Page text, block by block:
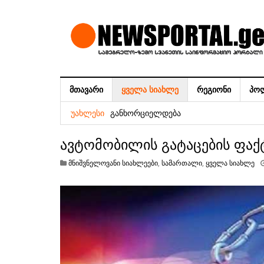
ᲛᲗᲐᲕᲐᲠᲘ ᲧᲕᲔᲚᲐ ᲡᲘᲐᲮᲚᲔ ᲠᲔᲒᲘᲝᲜᲘ
ᲣᲐᲮᲚᲔᲡᲘ
პირველი კლასის მოსწავლეებისთვის
განხორციელდება
ეროვნული ვალუტის კურსი
ვგრძნობ ხალხის სიყვარულის
საქართველოს გათავისუფლება –
ავტომობილის გატაცების
მნიშვნელოვანი სიახლეები სამართალი ყველა სიახლე